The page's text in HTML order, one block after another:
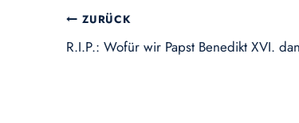
Beitragsnavigation
ZURÜCK
R.I.P.: Wofür wir Papst Benedikt XVI.